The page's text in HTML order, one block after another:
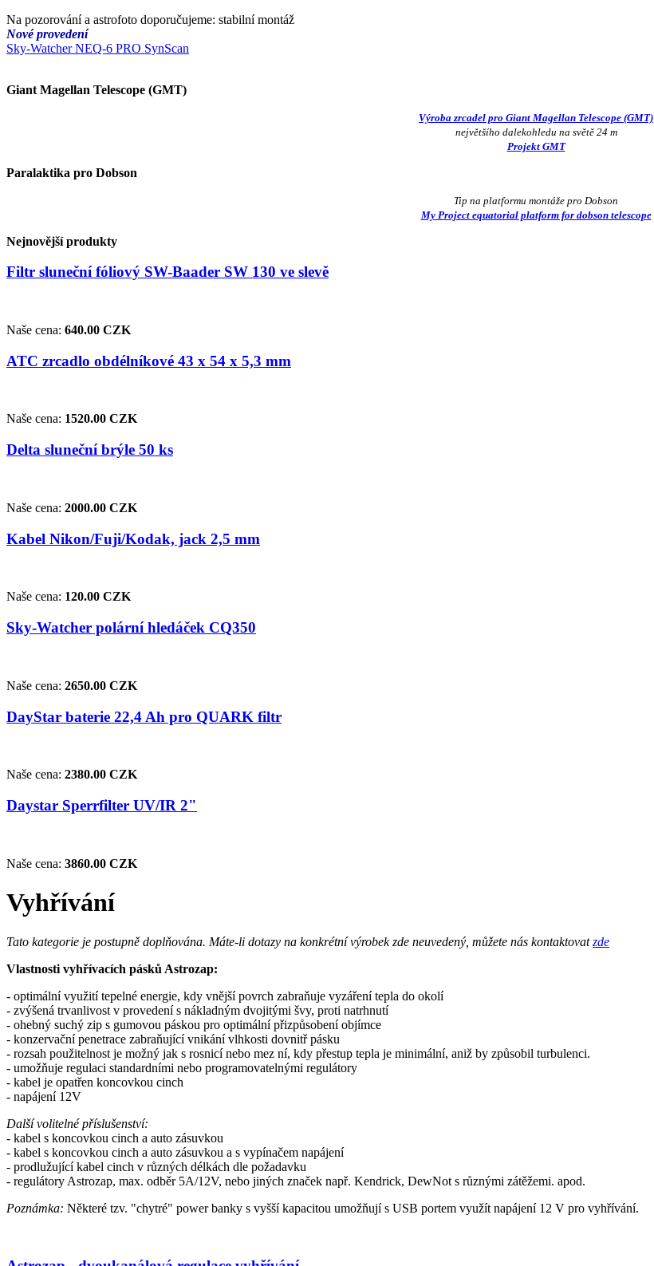
Na pozorování a astrofoto doporučujeme: stabilní montáž
Nové provedení
Sky-Watcher NEQ-6 PRO SynScan
Giant Magellan Telescope (GMT)
Výroba zrcadel pro Giant Magellan Telescope (GMT)
největšího dalekohledu na světě 24 m
Projekt GMT
Paralaktika pro Dobson
Tip na platformu montáže pro Dobson
My Project equatorial platform for dobson telescope
Nejnovější produkty
Filtr sluneční fóliový SW-Baader SW 130 ve slevě
Naše cena: 640.00 CZK
ATC zrcadlo obdélníkové 43 x 54 x 5,3 mm
Naše cena: 1520.00 CZK
Delta sluneční brýle 50 ks
Naše cena: 2000.00 CZK
Kabel Nikon/Fuji/Kodak, jack 2,5 mm
Naše cena: 120.00 CZK
Sky-Watcher polární hledáček CQ350
Naše cena: 2650.00 CZK
DayStar baterie 22,4 Ah pro QUARK filtr
Naše cena: 2380.00 CZK
Daystar Sperrfilter UV/IR 2"
Naše cena: 3860.00 CZK
Vyhřívání
Tato kategorie je postupně doplňována. Máte-li dotazy na konkrétní výrobek zde neuvedený, můžete nás kontaktovatzde
Vlastnosti vyhřívacích pásků Astrozap:
- optimální využití tepelné energie, kdy vnější povrch zabraňuje vyzáření tepla do okolí
- zvýšená trvanlivost v provedení s nákladným dvojitými švy, proti natrhnutí
- ohebný suchý zip s gumovou páskou pro optimální přizpůsobení objímce
- konzervační penetrace zabraňující vnikání vlhkosti dovnitř pásku
- rozsah použitelnost je možný jak s rosnicí nebo mez ní, kdy přestup tepla je minimální, aniž by způsobil turbulenci.
- umožňuje regulaci standardními nebo programovatelnými regulátory
- kabel je opatřen koncovkou cinch
- napájení 12V
Další volitelné příslušenství:
- kabel s koncovkou cinch a auto zásuvkou
- kabel s koncovkou cinch a auto zásuvkou a s vypínačem napájení
- prodlužující kabel cinch v různých délkách dle požadavku
- regulátory Astrozap, max. odběr 5A/12V, nebo jiných značek např. Kendrick, DewNot s různými zátěžemi. apod.
Poznámka: Některé tzv. "chytré" power banky s vyšší kapacitou umožňují s USB portem využít napájení 12 V pro vyhřívání.